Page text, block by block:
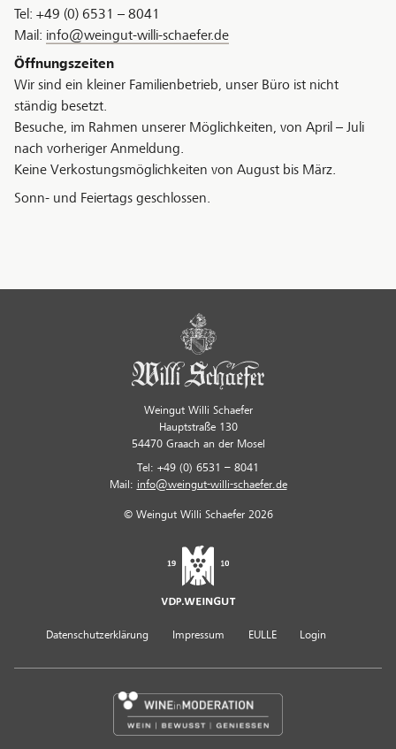
Tel: +49 (0) 6531 – 8041
Mail: info@weingut-willi-schaefer.de
Öffnungszeiten
Wir sind ein kleiner Familienbetrieb, unser Büro ist nicht
ständig besetzt.
Besuche, im Rahmen unserer Möglichkeiten, von April – Juli
nach vorheriger Anmeldung.
Keine Verkostungsmöglichkeiten von August bis März.
Sonn- und Feiertags geschlossen.
Weingut Willi Schaefer
Hauptstraße 130
54470 Graach an der Mosel
Tel: +49 (0) 6531 – 8041
Mail: info@weingut-willi-schaefer.de
© Weingut Willi Schaefer 2026
Datenschutzerklärung Impressum EULLE Login
Wine In Moderation